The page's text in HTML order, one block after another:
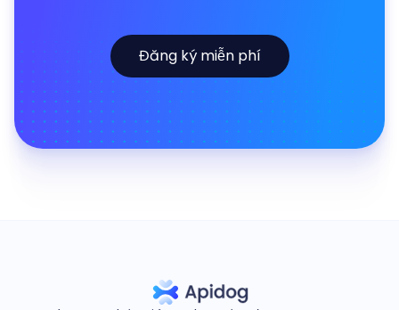
Đăng ký miễn phí